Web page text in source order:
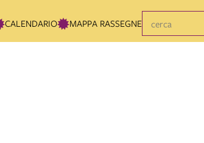
CALENDARIO MAPPA RASSEGNE